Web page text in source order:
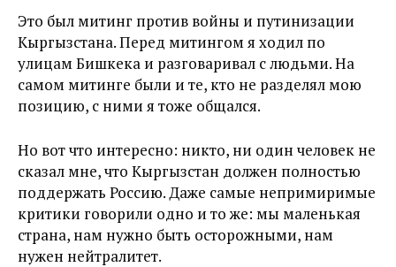
Это был митинг против войны и путинизации
Кыргызстана. Перед митингом я ходил по
улицам Бишкека и разговаривал с людьми. На
самом митинге были и те, кто не разделял мою
позицию, с ними я тоже общался.
Но вот что интересно: никто, ни один человек не
сказал мне, что Кыргызстан должен полностью
поддержать Россию. Даже самые непримиримые
критики говорили одно и то же: мы маленькая
страна, нам нужно быть осторожными, нам
нужен нейтралитет.